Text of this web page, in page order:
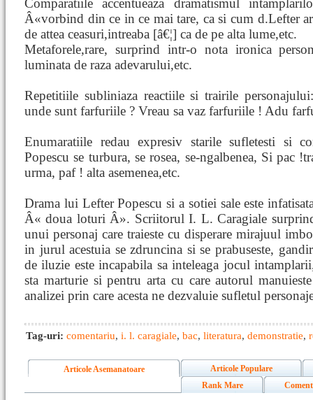
Comparatiile accentueaza dramatismul
Â«vorbind din ce in ce mai tare, ca si cum d.Lefter
de attea ceasuri,intreaba [â€¦] ca de pe alta lume,etc.
Metaforele,rare, surprind intr-o nota ironica
luminata de raza adevarului,etc.
Repetitiile subliniaza reactiile si trairile
unde sunt farfuriile ? Vreau sa vaz farfuriile ! Adu
Enumaratiile redau expresiv starile sufletesti si
Popescu se turbura, se rosea, se-ngalbenea, Si pac
urma, paf ! alta asemenea,etc.
Drama lui Lefter Popescu si a sotiei sale este
Â« doua loturi Â». Scriitorul I. L. Caragiale
unui personaj care traieste cu disperare mirajuul
in jurul acestuia se zdruncina si se prabuseste,
de iluzie este incapabila sa inteleaga jocul
sta marturie si pentru arta cu care autorul
analizei prin care acesta ne dezvaluie sufletul
Tag-uri: comentariu, i. l. caragiale, bac, literatura, demonstratie,
Articole Asemanatoare
Articole Populare
Rank Mare